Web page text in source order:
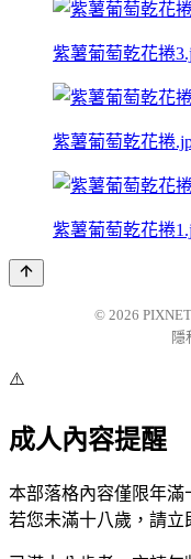
紫薯葡萄乾花捲
紫薯葡萄乾花捲
紫薯葡萄乾花捲
© 2026 PIXNET
隱
⚠️
成人內容提醒
本部落格內容僅限年滿
若您未滿十八歲，請立